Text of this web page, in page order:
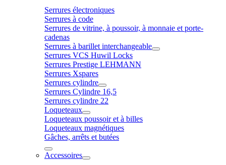
Serrures électroniques
Serrures à code
Serrures de vitrine, à poussoir, à monnaie et porte-
cadenas
Serrures à barillet interchangeable
Serrures VCS Huwil Locks
Serrures Prestige LEHMANN
Serrures Xspares
Serrures cylindre
Serrures Cylindre 16,5
Serrures cylindre 22
Loqueteaux
Loqueteaux poussoir et à billes
Loqueteaux magnétiques
Gâches, arrêts et butées
Accessoires